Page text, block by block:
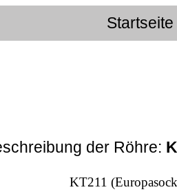
Startseite
der Röhre:
KT211